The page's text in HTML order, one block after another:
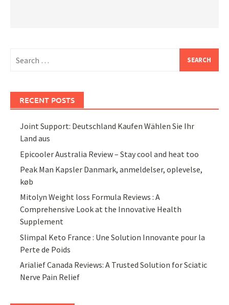
for:
RECENT POSTS
Joint Support: Deutschland Kaufen Wählen Sie Ihr
Land aus
Epicooler Australia Review – Stay cool and heat too
Peak Man Kapsler Danmark, anmeldelser, oplevelse,
køb
Mitolyn Weight loss Formula Reviews : A
Comprehensive Look at the Innovative Health
Supplement
Slimpal Keto France : Une Solution Innovante pour la
Perte de Poids
Arialief Canada Reviews: A Trusted Solution for Sciatic
Nerve Pain Relief